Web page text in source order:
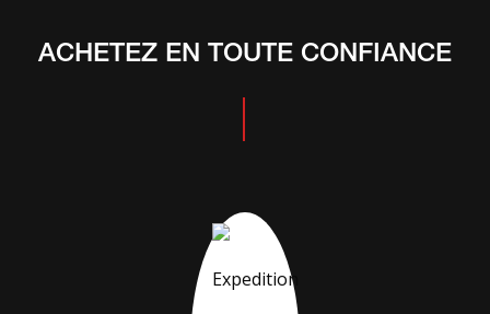
ACHETEZ EN TOUTE CONFIANCE